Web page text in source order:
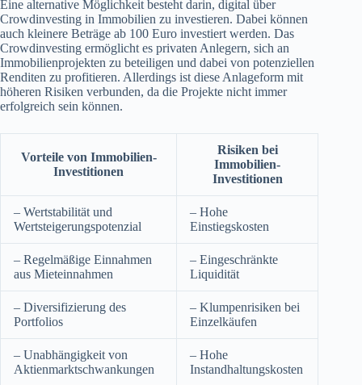
Eine alternative Möglichkeit besteht darin, digital über
Crowdinvesting in Immobilien zu investieren. Dabei können
auch kleinere Beträge ab 100 Euro investiert werden. Das
Crowdinvesting ermöglicht es privaten Anlegern, sich an
Immobilienprojekten zu beteiligen und dabei von potenziellen
Renditen zu profitieren. Allerdings ist diese Anlageform mit
höheren Risiken verbunden, da die Projekte nicht immer
erfolgreich sein können.
Vorteile von Immobilien-
Investitionen
Risiken bei
Immobilien-
Investitionen
– Wertstabilität und
Wertsteigerungspotenzial
– Hohe
Einstiegskosten
– Regelmäßige Einnahmen
aus Mieteinnahmen
– Eingeschränkte
Liquidität
– Diversifizierung des
Portfolios
– Klumpenrisiken bei
Einzelkäufen
– Unabhängigkeit von
Aktienmarktschwankungen
– Hohe
Instandhaltungskosten